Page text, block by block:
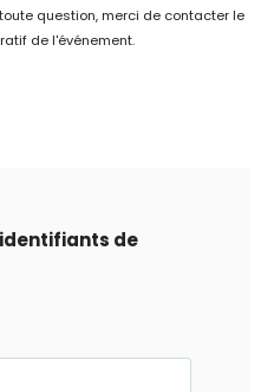
question, merci de contacter le
de l'événement.
de